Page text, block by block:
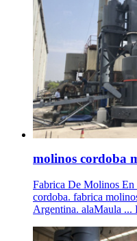
molinos cordoba
Fabrica De Molinos En
cordoba. fabrica
Argentina. alaMaula ...